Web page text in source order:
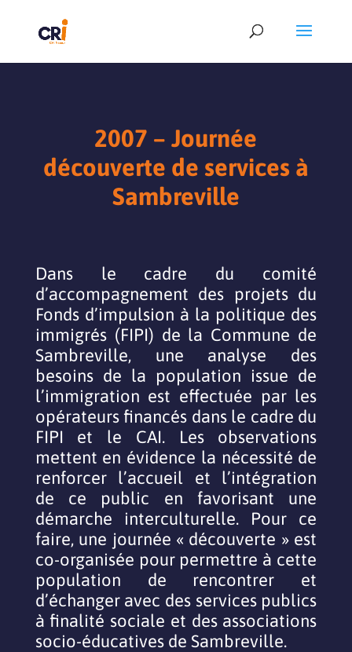
2007 –Journée
découverte de services à
Sambreville
Dans le cadre du comité
d’accompagnement des projets du
Fonds d’impulsion à la politique des
immigrés (FIPI) de la Commune de
Sambreville, une analyse des
besoins de la population issue de
l’immigration est effectuée par les
opérateurs financés dans le cadre du
FIPI et le CAI. Les observations
mettent en évidence la nécessité de
renforcer l’accueil et l’intégration
de ce public en favorisant une
démarche interculturelle. Pour ce
faire, une journée « découverte » est
co-organisée pour permettre à cette
population de rencontrer et
d’échanger avec des services publics
à finalité sociale et des associations
socio-éducatives de Sambreville.